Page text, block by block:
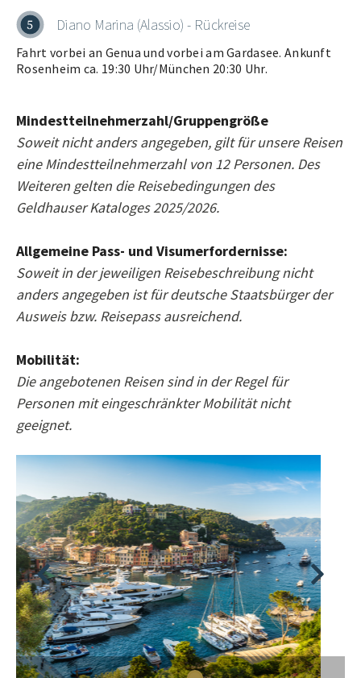
5 Diano Marina (Alassio) - Rückreise
Fahrt vorbei an Genua und vorbei am Gardasee. Ankunft
Rosenheim ca. 19:30 Uhr/München 20:30 Uhr.
Mindestteilnehmerzahl/Gruppengröße
Soweit nicht anders angegeben, gilt für unsere Reisen
eine Mindestteilnehmerzahl von 12 Personen. Des
Weiteren gelten die Reisebedingungen des
Geldhauser Kataloges 2025/2026.
Allgemeine Pass- und Visumerfordernisse:
Soweit in der jeweiligen Reisebeschreibung nicht
anders angegeben ist für deutsche Staatsbürger der
Ausweis bzw. Reisepass ausreichend.
Mobilität:
Die angebotenen Reisen sind in der Regel für
Personen mit eingeschränkter Mobilität nicht
geeignet.